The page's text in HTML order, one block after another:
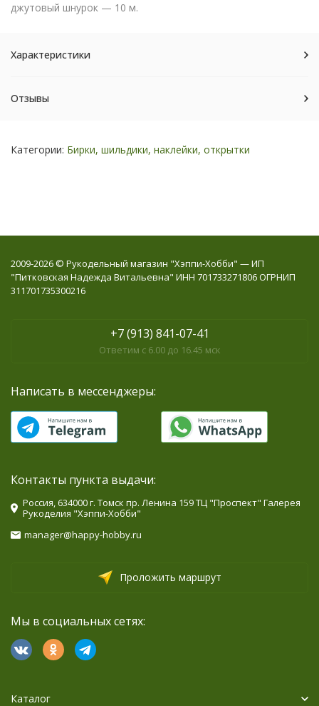
джутовый шнурок — 10 м.
Характеристики
Отзывы
Категории: Бирки, шильдики, наклейки, открытки
2009-2026 © Рукодельный магазин "Хэппи-Хобби" — ИП
"Питковская Надежда Витальевна" ИНН 701733271806 ОГРНИП
311701735300216
+7 (913) 841-07-41
Ответим с 6.00 до 16.45 мск
Написать в мессенджеры:
Контакты пункта выдачи:
Россия, 634000 г. Томск пр. Ленина 159 ТЦ "Проспект" Галерея
Рукоделия "Хэппи-Хобби"
manager@happy-hobby.ru
Проложить маршрут
Мы в социальных сетях:
Каталог